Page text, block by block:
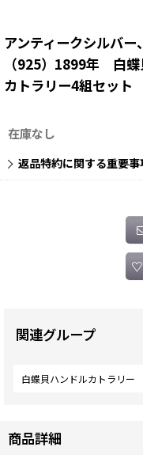
アンティークシルバ
（925）1899年 白
カトラリー4組セット
在庫なし
返品特約に関する重要事
関連グループ
白蝶貝ハンドルカトラリー
商品詳細